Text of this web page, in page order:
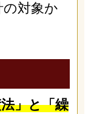
対象か
」と「繰